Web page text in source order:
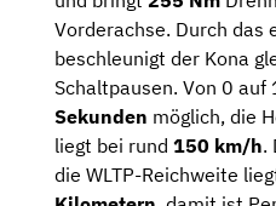
Vorderachse. Durch das
beschleunigt der Kona
Schaltpausen. Von 0
Sekunden möglich, die
liegt bei rund 150 km/h.
die WLTP-Reichweite